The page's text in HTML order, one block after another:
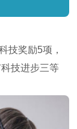
技奖励5项，
技进步三等